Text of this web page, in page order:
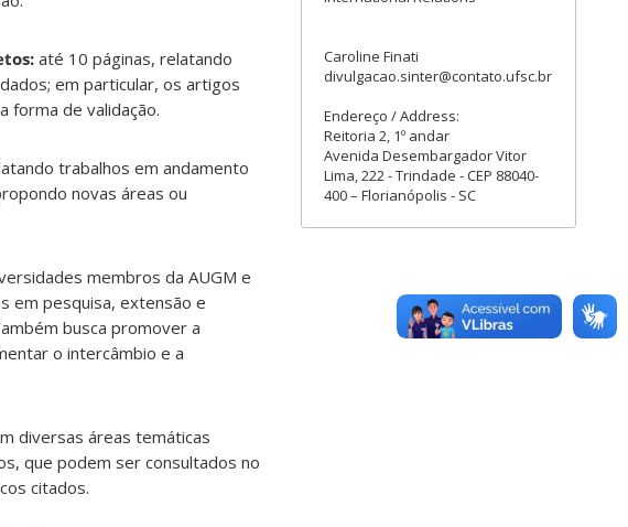
até 10 páginas, relatando
em particular, os artigos
forma de validação.
trabalhos em andamento
novas áreas ou
membros da AUGM e
em pesquisa, extensão e
busca promover a
o intercâmbio e a
diversas áreas temáticas
que podem ser consultados no
citados.
Caroline Finati
divulgacao.sinter@contato.ufsc.br
Endereço / Address:
Reitoria 2, 1º andar
Avenida Desembargador Vitor
Lima, 222 - Trindade - CEP 88040-
400 – Florianópolis - SC